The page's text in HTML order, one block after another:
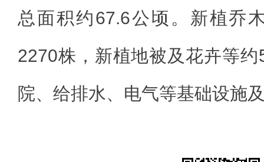
总面积约67.6公顷。新植乔
2270株，新植地被及花卉等
院、给排水、电气等基础设施